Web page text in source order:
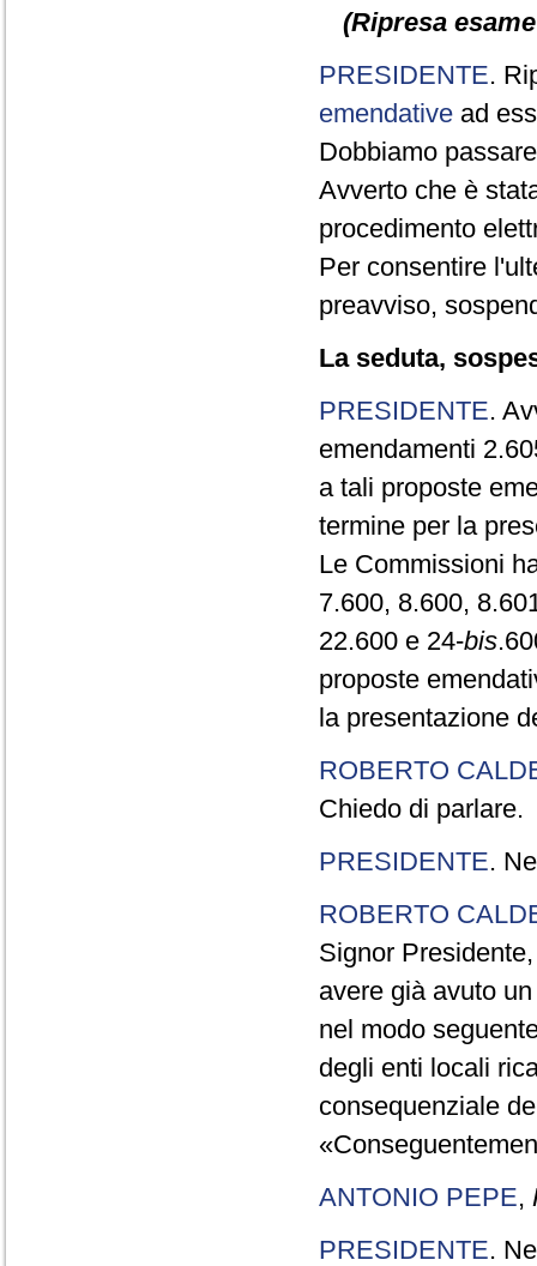
(Ripresa
PRESIDENTE.
emendative ad
Dobbiamo
Avverto che è
procedimento
Per consentire
preavviso,
La seduta,
PRESIDENTE.
emendamenti
a tali proposte
termine per la
Le Commissioni
7.600, 8.600,
22.600 e 24-bis
proposte
la presentazione
ROBERTO
Chiedo di parlare.
PRESIDENTE.
ROBERTO
Signor
avere già avuto
nel modo
degli enti locali
consequenziale
ANTONIO PEPE,
PRESIDENTE.